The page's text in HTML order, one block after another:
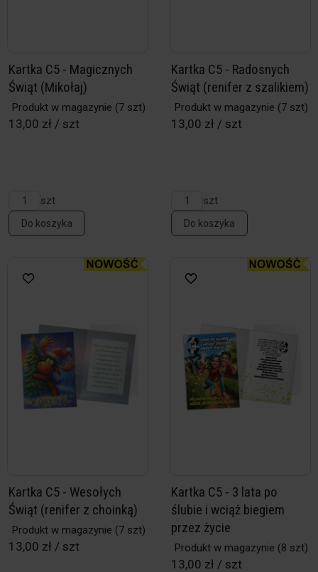
Kartka C5 - Magicznych
Świąt (Mikołaj)
Produkt w magazynie (7 szt)
13,00 zł / szt
szt
Do koszyka
Kartka C5 - Radosnych
Świąt (renifer z szalikiem)
Produkt w magazynie (7 szt)
13,00 zł / szt
szt
Do koszyka
Kartka C5 - Wesołych
Świąt (renifer z choinką)
Produkt w magazynie (7 szt)
13,00 zł / szt
Kartka C5 - 3 lata po
ślubie i wciąż biegiem
przez życie
Produkt w magazynie (8 szt)
13,00 zł / szt